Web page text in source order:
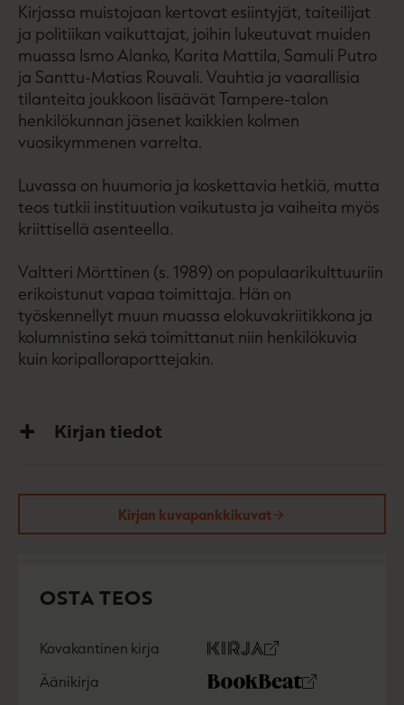
Kirjassa muistojaan kertovat esiintyjät, taiteilijat
ja politiikan vaikuttajat, joihin lukeutuvat muiden
muassa Ismo Alanko, Karita Mattila, Samuli Putro
ja Santtu-Matias Rouvali. Vauhtia ja vaarallisia
tilanteita joukkoon lisäävät Tampere-talon
henkilökunnan jäsenet kaikkien kolmen
vuosikymmenen varrelta.
Luvassa on huumoria ja koskettavia hetkiä, mutta
teos tutkii instituution vaikutusta ja vaiheita myös
kriittisellä asenteella.
Valtteri Mörttinen (s. 1989) on populaarikulttuuriin
erikoistunut vapaa toimittaja. Hän on
työskennellyt muun muassa elokuvakriitikkona ja
kolumnistina sekä toimittanut niin henkilökuvia
kuin koripalloraporttejakin.
Kirjan tiedot
Kirjan kuvapankkikuvat
OSTA TEOS
O
s
Kovakantinen kirja
K
K
Äänikirja
B